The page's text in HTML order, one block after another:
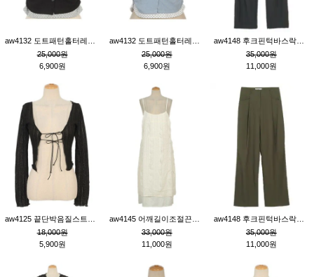
25,000원
6,900원
25,000원
6,900원
35,000원
11,000원
18,000원
5,900원
33,000원
11,000원
35,000원
11,000원